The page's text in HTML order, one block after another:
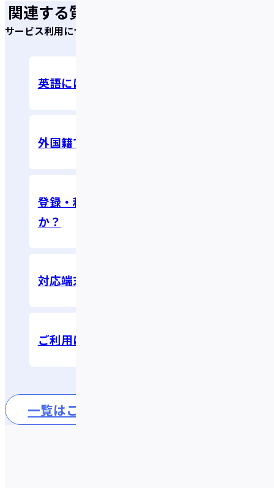
関連する質問
サービス利用について
英語には対応していますか？
外国籍でも利用できますか？
登録・利用に年齢制限はあります
か？
対応端末を教えてください
ご利用にあたっての注意事項
一覧はこちら